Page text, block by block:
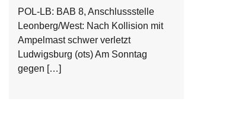
POL-LB: BAB 8, Anschlussstelle
Leonberg/West: Nach Kollision mit
Ampelmast schwer verletzt
Ludwigsburg (ots) Am Sonntag
gegen […]